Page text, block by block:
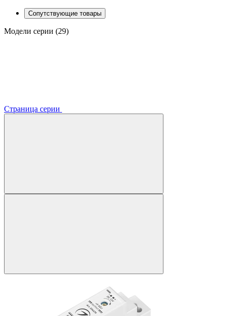
Сопутствующие товары
Модели серии (29)
Страница серии